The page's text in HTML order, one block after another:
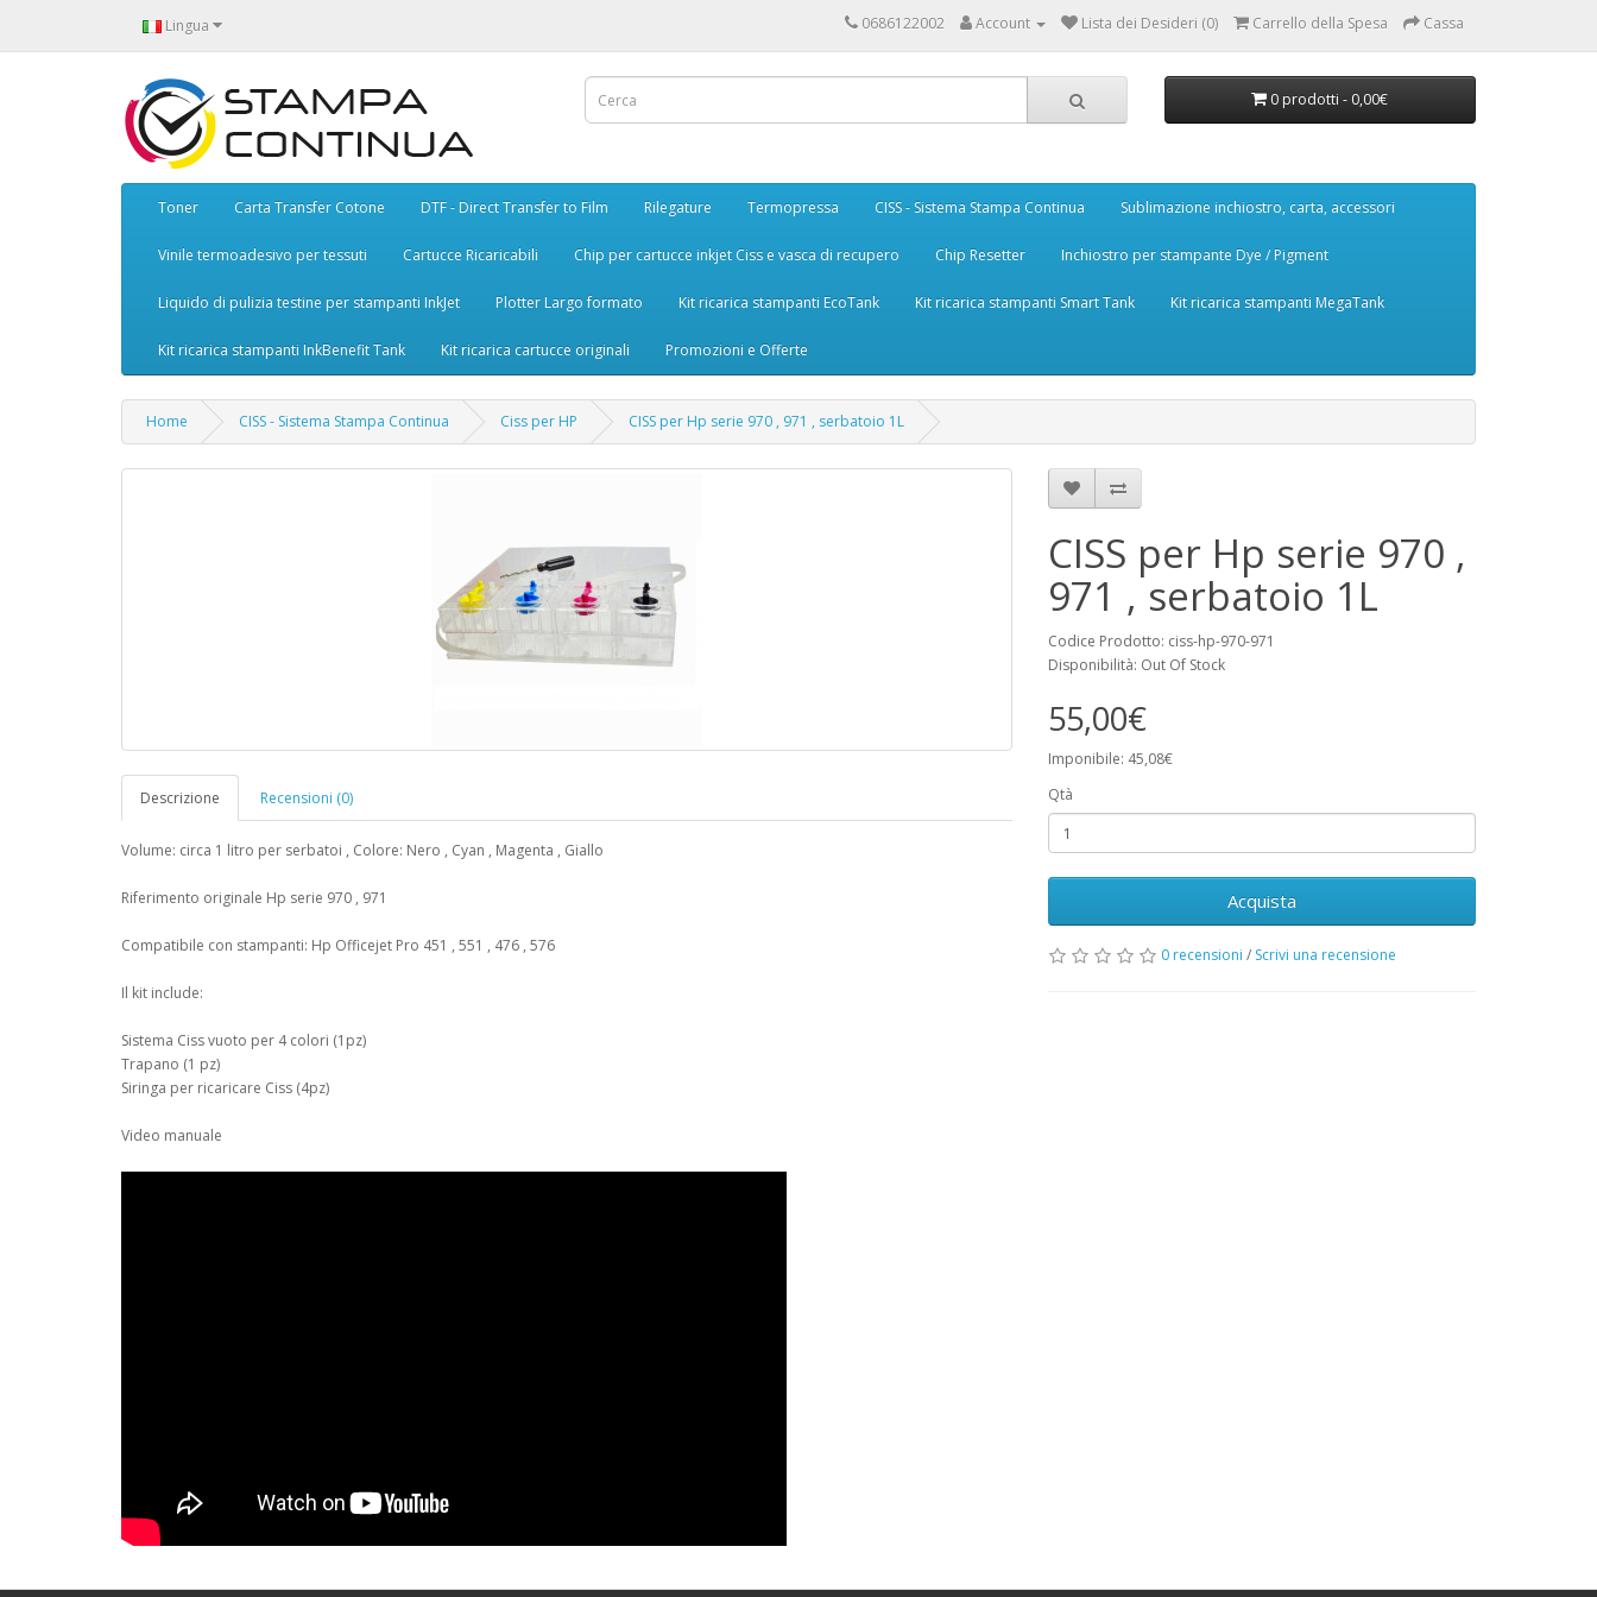
Lingua 0686122002 Account Lista dei Desideri (0) Carrello della Spesa Cassa
0 prodotti - 0,00€
Toner Carta Transfer Cotone DTF - Direct Transfer to Film Rilegature Termopressa CISS - Sistema Stampa Continua Sublimazione inchiostro, carta, accessori
Vinile termoadesivo per tessuti Cartucce Ricaricabili Chip per cartucce inkjet Ciss e vasca di recupero Chip Resetter Inchiostro per stampante Dye / Pigment
Liquido di pulizia testine per stampanti InkJet Plotter Largo formato Kit ricarica stampanti EcoTank Kit ricarica stampanti Smart Tank Kit ricarica stampanti MegaTank
Kit ricarica stampanti InkBenefit Tank Kit ricarica cartucce originali Promozioni e Offerte
Home CISS - Sistema Stampa Continua Ciss per HP CISS per Hp serie 970 , 971 , serbatoio 1L
Descrizione Recensioni (0)
Volume: circa 1 litro per serbatoi , Colore: Nero , Cyan , Magenta , Giallo
Riferimento originale Hp serie 970 , 971
Compatibile con stampanti: Hp Officejet Pro 451 , 551 , 476 , 576
Il kit include:
Sistema Ciss vuoto per 4 colori (1pz)
Trapano (1 pz)
Siringa per ricaricare Ciss (4pz)
Video manuale
CISS per Hp serie 970 ,
971 , serbatoio 1L
Codice Prodotto: ciss-hp-970-971
Disponibilità: Out Of Stock
55,00€
Imponibile: 45,08€
Qtà
Acquista
0 recensioni / Scrivi una recensione